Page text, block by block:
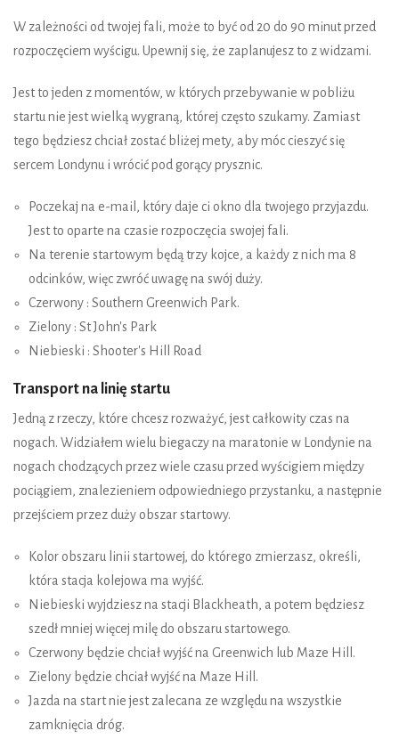
W zależności od twojej fali, może to być od 20 do 90 minut przed
rozpoczęciem wyścigu. Upewnij się, że zaplanujesz to z widzami.
Jest to jeden z momentów, w których przebywanie w pobliżu
startu nie jest wielką wygraną, której często szukamy. Zamiast
tego będziesz chciał zostać bliżej mety, aby móc cieszyć się
sercem Londynu i wrócić pod gorący prysznic.
Poczekaj na e-mail, który daje ci okno dla twojego przyjazdu.
Jest to oparte na czasie rozpoczęcia swojej fali.
Na terenie startowym będą trzy kojce, a każdy z nich ma 8
odcinków, więc zwróć uwagę na swój duży.
Czerwony : Southern Greenwich Park.
Zielony : St John's Park
Niebieski : Shooter's Hill Road
Transport na linię startu
Jedną z rzeczy, które chcesz rozważyć, jest całkowity czas na
nogach. Widziałem wielu biegaczy na maratonie w Londynie na
nogach chodzących przez wiele czasu przed wyścigiem między
pociągiem, znalezieniem odpowiedniego przystanku, a następnie
przejściem przez duży obszar startowy.
Kolor obszaru linii startowej, do którego zmierzasz, określi,
która stacja kolejowa ma wyjść.
Niebieski wyjdziesz na stacji Blackheath, a potem będziesz
szedł mniej więcej milę do obszaru startowego.
Czerwony będzie chciał wyjść na Greenwich lub Maze Hill.
Zielony będzie chciał wyjść na Maze Hill.
Jazda na start nie jest zalecana ze względu na wszystkie
zamknięcia dróg.